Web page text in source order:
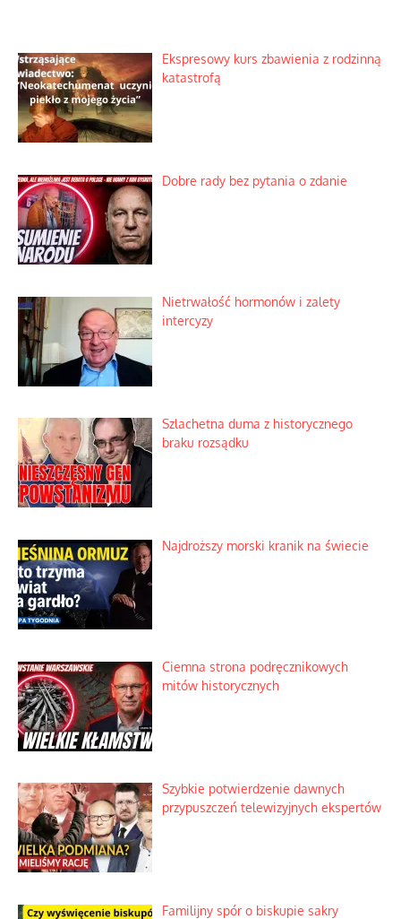
Ekspresowy kurs zbawienia z rodzinną
katastrofą
Dobre rady bez pytania o zdanie
Nietrwałość hormonów i zalety
intercyzy
Szlachetna duma z historycznego
braku rozsądku
Najdroższy morski kranik na świecie
Ciemna strona podręcznikowych
mitów historycznych
Szybkie potwierdzenie dawnych
przypuszczeń telewizyjnych ekspertów
Familijny spór o biskupie sakry